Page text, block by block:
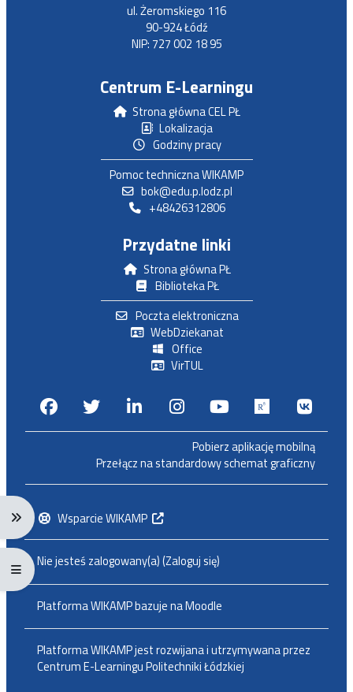
Rozwiń menu nawigacji: Ctrl + Alt + →
Rozwiń menu pełnoekranowe: Ctrl + Alt + f
ul. Żeromskiego 116
90-924 Łódź
NIP: 727 002 18 95
Centrum E-Learningu
Strona główna CEL PŁ
Lokalizacja
Godziny pracy
Pomoc techniczna WIKAMP
bok@edu.p.lodz.pl
+48426312806
Przydatne linki
Strona główna PŁ
Biblioteka PŁ
Poczta elektroniczna
WebDziekanat
Office
VirTUL
FacebookTwitterLinkedinInstagram
Youtube
Pobierz aplikację mobilną
Przełącz na standardowy schemat graficzny
Wsparcie WIKAMP
Nie jesteś zalogowany(a) (Zaloguj się)
Platforma WIKAMP bazuje naMoodle
Platforma WIKAMP jest rozwijana i utrzymywana przez
Centrum E-Learningu Politechniki Łódzkiej